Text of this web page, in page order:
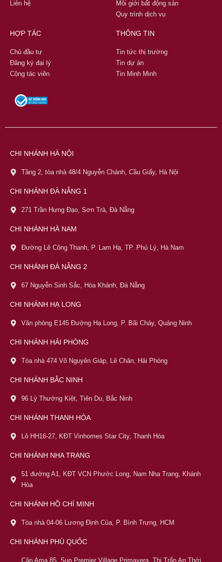
Liên hệ
Môi giới bất động sản
Quy trình dịch vụ
HỢP TÁC
Chủ đầu tư
Đăng ký đại lý
Cộng tác viên
THÔNG TIN
Tin tức thị trường
Tin dự án
Tin Minh Minh
CHI NHÁNH HÀ NỘI
Tầng 2, tòa nhà 48/4 Nguyễn Chánh, Cầu Giấy, Hà Nội
CHI NHÁNH ĐÀ NẴNG 1
271 Trần Hưng Đạo, Sơn Trà, Đà Nẵng
CHI NHÁNH HÀ NAM
Đường Lê Công Thanh, P. Lam Hạ, TP. Phủ Lý, Hà Nam
CHI NHÁNH ĐÀ NẴNG 2
67 Nguyễn Sinh Sắc, Hòa Khánh, Đà Nẵng
CHI NHÁNH HẠ LONG
Văn phòng E145 Đường Hạ Long, P. Bãi Cháy, Quảng Ninh
CHI NHÁNH HẢI PHÒNG
Tòa nhà 474 Võ Nguyên Giáp, Lê Chân, Hải Phòng
CHI NHÁNH BẮC NINH
96 Lý Thường Kiệt, Tiên Du, Bắc Ninh
CHI NHÁNH THANH HÓA
Lô HH16-27, KĐT Vinhomes Star City, Thanh Hóa
CHI NHÁNH NHA TRANG
51 đường A1, KĐT VCN Phước Long, Nam Nha Trang, Khánh
Hòa
CHI NHÁNH HỒ CHÍ MINH
Tòa nhà 04-06 Lương Định Của, P. Bình Trưng, HCM
CHI NHÁNH PHÚ QUỐC
Căn Ama 85, Sun Premier Village Primavera, Thị Trấn An Thới,